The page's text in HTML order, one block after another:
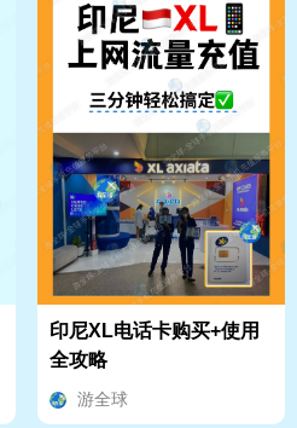
印尼XL电话卡购买+使用
全攻略
游全球